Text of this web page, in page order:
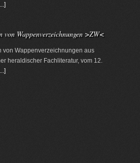
von Wappenverzeichnungen >ZW<
von Wappenverzeichnungen aus
heraldischer Fachliteratur, vom 12.